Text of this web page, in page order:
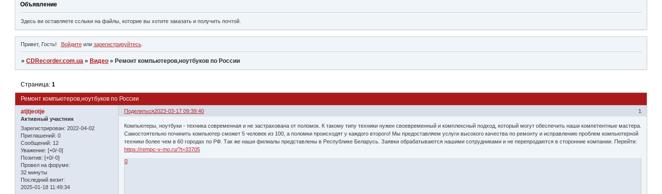
Объявление
Здесь ви оставляете сслыки на файлы, которие вы хотите заказать и получить почтой.
Привет, Гость! Войдитеили зарегистрируйтесь.
»CDRecorder.com.ua » Видео » Ремонт компьютеров,ноутбуков по России
Ремонт компьютеров,ноутбуков по России
Страница:1
Поделиться 1
2023-03-17 09:39:40
atjtjeotje
Активный участник
Зарегистрирован: 2022-04-02
Приглашений: 0
Сообщений: 12
Уважение: [+0/-0]
Позитив: [+0/-0]
Провел на форуме:
32 минуты
Последний визит:
2025-01-18 11:49:34
Компьютеры, ноутбуки - техника современная и не застрахована от поломок. К такому типу техники нужен своевременный и комплексный подход, который могут обеспечить наши компетентные мастера.
Самостоятельно починить компьютер сможет 5 человек из 100, а поломки происходят у каждого второго! Мы предоставляем услуги высокого качества по ремонту и исправлению проблем компьютерной
техники более чем в 60 городах по РФ. Так же наши филиалы представлены в Республике Беларусь. Заявки обрабатываются нашими сотрудниками и не перепродаются в сторонние компании. Перейти:
https://rempc-v-mo.ru/?t=33705
0